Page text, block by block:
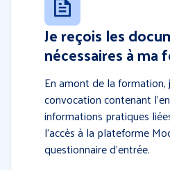
Je reçois les
nécessaires à ma
En amont de la formation,
convocation contenant
informations pratiques
l’accès à la plateforme
questionnaire d’entrée.